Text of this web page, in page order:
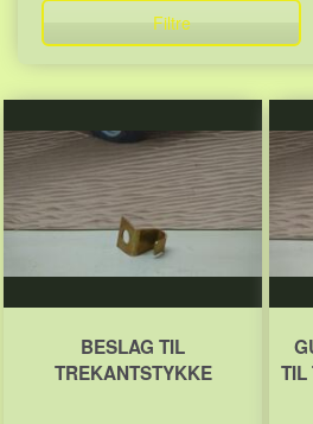
Filtre
BESLAG TIL
TREKANTSTYKKE
TIL